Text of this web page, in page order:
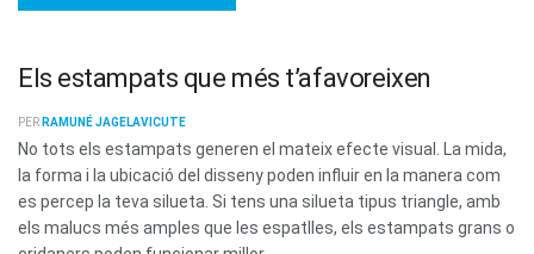
Els estampats que més t’afavoreixen
PER RAMUNÉ JAGELAVICUTE
No tots els estampats generen el mateix efecte visual. La mida,
la forma i la ubicació del disseny poden influir en la manera com
es percep la teva silueta. Si tens una silueta tipus triangle, amb
els malucs més amples que les espatlles, els estampats grans o